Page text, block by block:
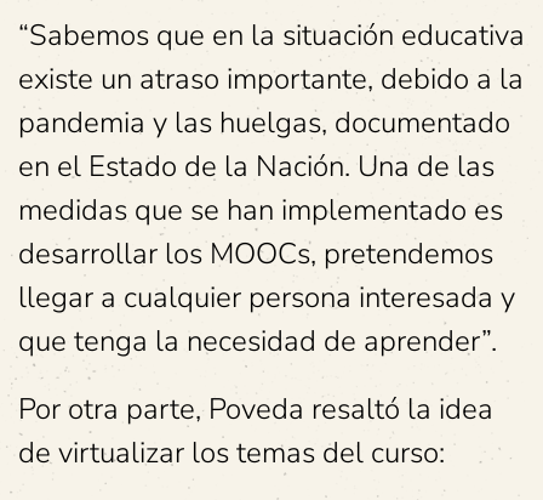
“Sabemos que en la situación educativa
existe un atraso importante, debido a la
pandemia y las huelgas, documentado
en el Estado de la Nación. Una de las
medidas que se han implementado es
desarrollar los MOOCs, pretendemos
llegar a cualquier persona interesada y
que tenga la necesidad de aprender”.
Por otra parte, Poveda resaltó la idea
de virtualizar los temas del curso: